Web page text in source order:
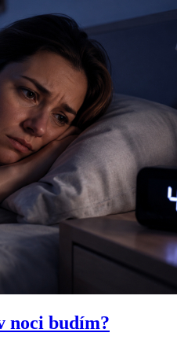
noci budím?